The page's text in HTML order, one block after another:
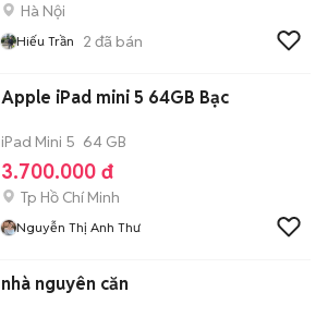
Hà Nội
Hiếu Trần 2 đã bán
Apple iPad mini 5 64GB Bạc
iPad Mini 5 64 GB
3.700.000 đ
Tp Hồ Chí Minh
Nguyễn Thị Anh Thư
nhà nguyên căn